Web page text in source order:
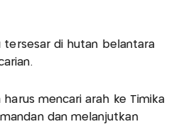
tersesar di hutan belantara
harus mencari arah ke Timika
dan melanjutkan